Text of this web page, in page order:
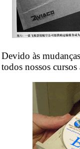
Devido às
todos nossos